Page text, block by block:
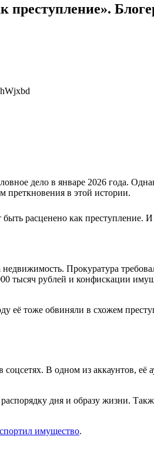
преступление».
дело в январе 2026 года.
преткновения в этой истории.
расценено как преступление.
Прокуратура
тысяч рублей и конфискации
её тоже обвиняли в схожем
В одном из аккаунтов, её
дня и образу жизни.
имущество.